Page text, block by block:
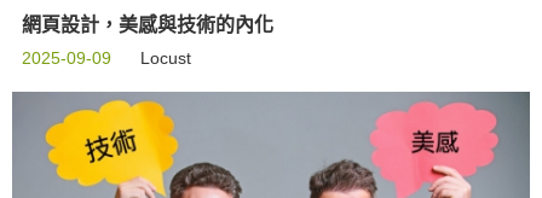
網頁設計，美感與技術的內化
2025-09-09 Locust